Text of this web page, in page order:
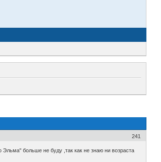
241
больше не буду ,так как не знаю ни возраста